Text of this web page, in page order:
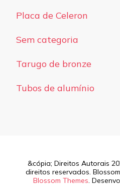
Placa de Celeron
Sem categoria
Tarugo de bronze
Tubos de alumínio
&cópia; Direitos Autorais
direitos reservados.
Blossom Themes.